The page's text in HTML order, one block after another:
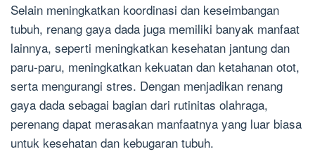
Selain meningkatkan koordinasi dan keseimbangan
tubuh, renang gaya dada juga memiliki banyak manfaat
lainnya, seperti meningkatkan kesehatan jantung dan
paru-paru, meningkatkan kekuatan dan ketahanan otot,
serta mengurangi stres. Dengan menjadikan renang
gaya dada sebagai bagian dari rutinitas olahraga,
perenang dapat merasakan manfaatnya yang luar biasa
untuk kesehatan dan kebugaran tubuh.